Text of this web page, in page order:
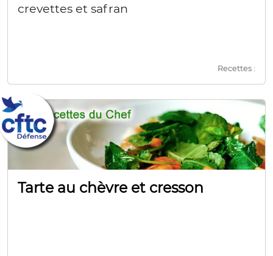
crevettes et safran
Recettes :
Tarte au chèvre et cresson